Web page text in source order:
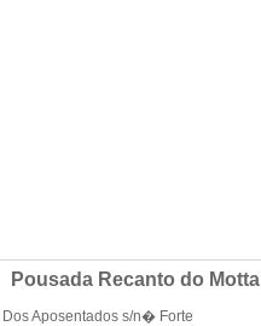
Pousada Recanto do Motta
Dos Aposentados s/n� Forte